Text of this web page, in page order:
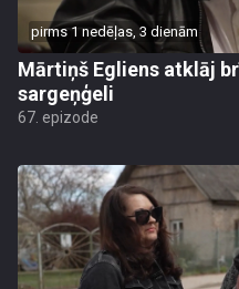
pirms 1 nedēļas, 3 dienām
Mārtiņš Egliens atklāj
sargeņģeli
67. epizode